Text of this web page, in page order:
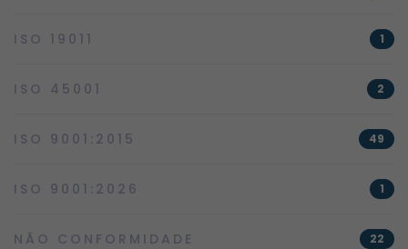
ISO 19011 1
ISO 45001 2
ISO 9001:2015 49
ISO 9001:2026 1
NÃO CONFORMIDADE 22